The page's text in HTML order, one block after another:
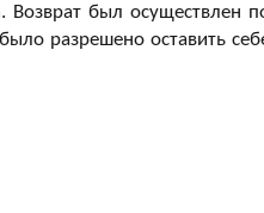
. Возврат был осуществлен
разрешено оставить